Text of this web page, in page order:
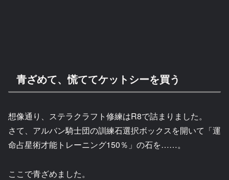
青ざめて、慌ててケットシーを買う
想像通り、ステラクラフト修練はR8で詰まりました。
さて、アルバン騎士団の訓練石選択ボックスを開いて「運
命占星術才能トレーニング150％」の石を……。
ここで青ざめました。